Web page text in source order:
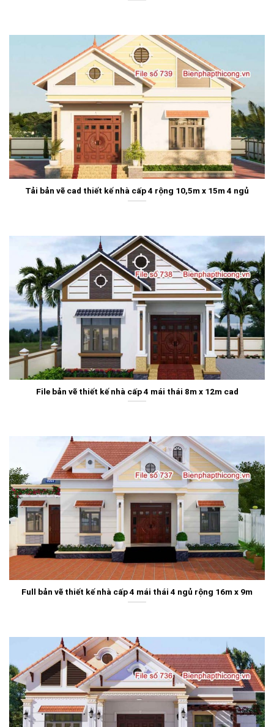
Tải bản vẽ cad thiết kế nhà cấp 4 rộng 10,5m x 15m 4 ngủ
File bản vẽ thiết kế nhà cấp 4 mái thái 8m x 12m cad
Full bản vẽ thiết kế nhà cấp 4 mái thái 4 ngủ rộng 16m x 9m